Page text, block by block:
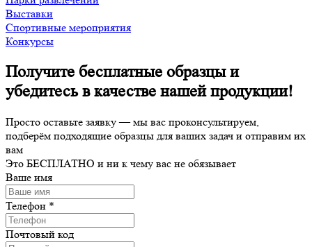
Выставки
Спортивные мероприятия
Конкурсы
Получите бесплатные образцы и
убедитесь в качестве нашей продукции!
Просто оставьте заявку — мы вас проконсультируем,
подберём подходящие образцы для ваших задач и отправим их
вам
Это БЕСПЛАТНО и ни к чему вас не обязывает
Ваше имя
Телефон *
Почтовый код